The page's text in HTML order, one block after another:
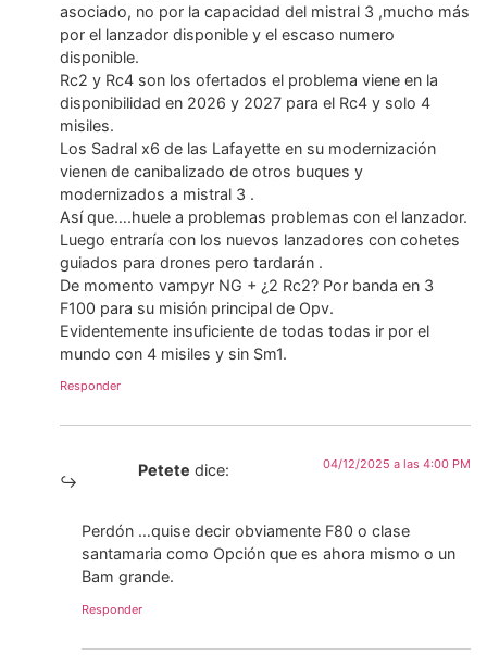
asociado, no por la capacidad del mistral 3 ,mucho más
por el lanzador disponible y el escaso numero
disponible.
Rc2 y Rc4 son los ofertados el problema viene en la
disponibilidad en 2026 y 2027 para el Rc4 y solo 4
misiles.
Los Sadral x6 de las Lafayette en su modernización
vienen de canibalizado de otros buques y
modernizados a mistral 3 .
Así que….huele a problemas problemas con el lanzador.
Luego entraría con los nuevos lanzadores con cohetes
guiados para drones pero tardarán .
De momento vampyr NG + ¿2 Rc2? Por banda en 3
F100 para su misión principal de Opv.
Evidentemente insuficiente de todas todas ir por el
mundo con 4 misiles y sin Sm1.
Responder
Petete dice: 04/12/2025 a las 4:00 PM
Perdón …quise decir obviamente F80 o clase
santamaria como Opción que es ahora mismo o un
Bam grande.
Responder